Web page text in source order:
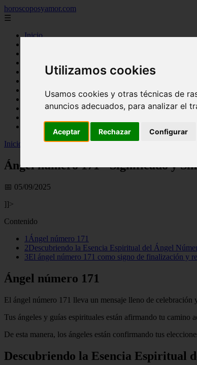
Utilizamos cookies
Usamos cookies y otras técnicas de
anuncios adecuados, para analizar el
Aceptar Rechazar Configurar
horoscoposyamor.com
☰
Inicio
numerologia
personajes mitologicos
seres mitologicos
Inicio
horoscopos >Ángel número 171 - Significado y
Ángel número 171 - Significado y
📅 05/09/2025
]]>
Contenido
1Ángel número 171
2Descubriendo la Esencia Espiritual del Ángel
3El ángel número 171 como signo de finalización y
Ángel número 171
El ángel número 171 lleva un mensaje lleno de
Tus ángeles y guías espirituales están afirmando tu camino
De esta manera, los ángeles están confirmando tus
Descubriendo la Esencia Espiritual